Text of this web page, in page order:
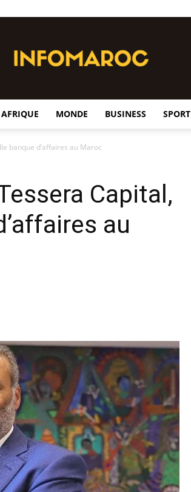
AFRIQUE MONDE BUSINESS SPORT
banque d’affaires au Maroc
Capital,
au